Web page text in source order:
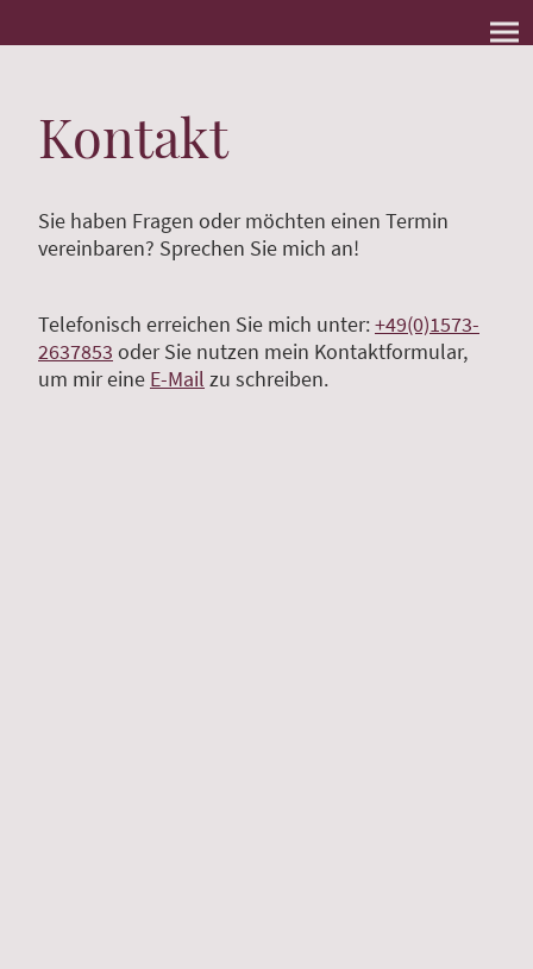
Kontakt
Sie haben Fragen oder möchten einen Termin
vereinbaren? Sprechen Sie mich an!
Telefonisch erreichen Sie mich unter:+49(0)1573-
2637853 oder Sie nutzen mein Kontaktformular,
um mir eine E-Mail zu schreiben.